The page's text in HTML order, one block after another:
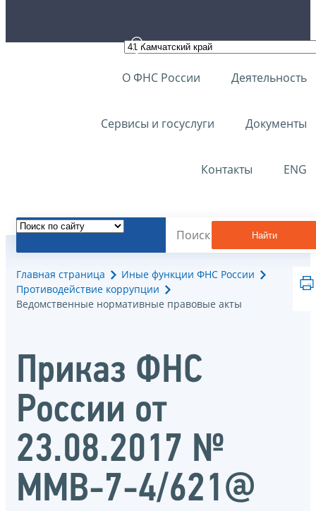
О ФНС России Деятельность
Сервисы и госуслуги Документы
Контакты ENG
Найти
Главная страница
Иные функции ФНС России
Противодействие коррупции
Ведомственные нормативные правовые акты
Приказ ФНС
России от
23.08.2017 №
ММВ-7-4/621@